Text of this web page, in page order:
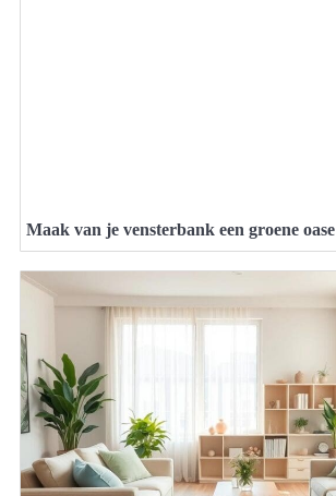
Maak van je vensterbank een groene oase